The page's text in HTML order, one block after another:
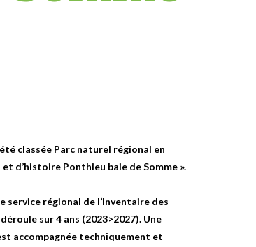
classée Parc naturel régional en
d’histoire Ponthieu baie de Somme ».
régional de l’Inventaire des
sur 4 ans (2023>2027). Une
accompagnée techniquement et